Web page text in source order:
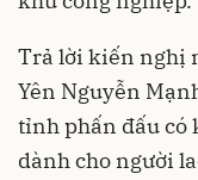
Trả lời kiến nghị
Yên Nguyễn
tỉnh phấn đấu có
dành cho người